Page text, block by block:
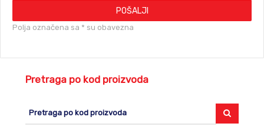
Pretraga po kod proizvoda
POŠALJI
Polja označena sa * su obavezna